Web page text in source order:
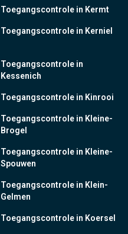
Toegangscontrole in Kermt
Toegangscontrole in Kerniel
Toegangscontrole in
Kessenich
Toegangscontrole in Kinrooi
Toegangscontrole in Kleine-
Brogel
Toegangscontrole in Kleine-
Spouwen
Toegangscontrole in Klein-
Gelmen
Toegangscontrole in Koersel